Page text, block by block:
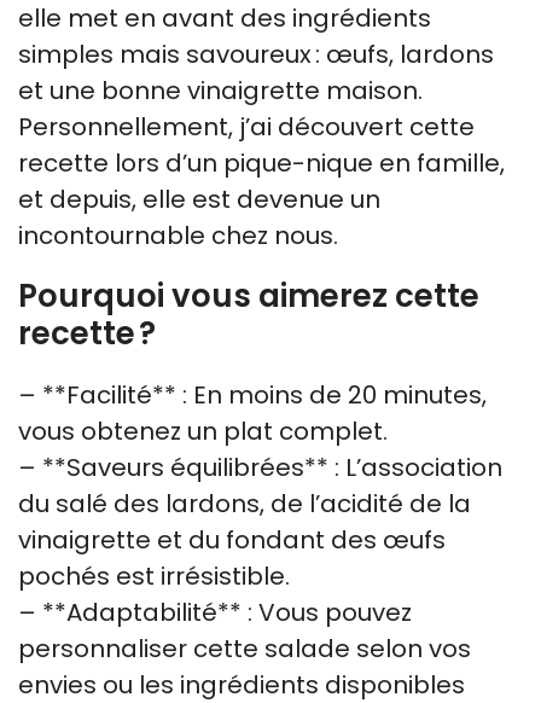
elle met en avant des ingrédients
simples mais savoureux : œufs, lardons
et une bonne vinaigrette maison.
Personnellement, j’ai découvert cette
recette lors d’un pique-nique en famille,
et depuis, elle est devenue un
incontournable chez nous.
Pourquoi vous aimerez cette
recette ?
– **Facilité** : En moins de 20 minutes,
vous obtenez un plat complet.
– **Saveurs équilibrées** : L’association
du salé des lardons, de l’acidité de la
vinaigrette et du fondant des œufs
pochés est irrésistible.
– **Adaptabilité** : Vous pouvez
personnaliser cette salade selon vos
envies ou les ingrédients disponibles